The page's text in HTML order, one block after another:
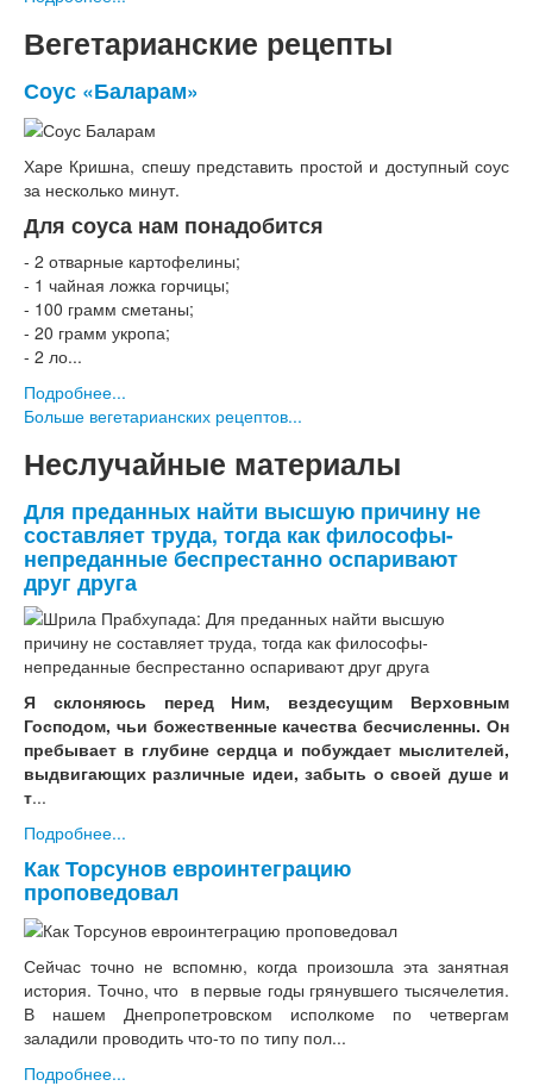
Вегетарианские рецепты
Соус «Баларам»
Харе Кришна, спешу представить простой и доступный соус
за несколько минут.
Для соуса нам понадобится
- 2 отварные картофелины;
- 1 чайная ложка горчицы;
- 100 грамм сметаны;
- 20 грамм укропа;
- 2 ло...
Подробнее...
Больше вегетарианских рецептов...
Неслучайные материалы
Для преданных найти высшую причину не
составляет труда, тогда как философы-
непреданные беспрестанно оспаривают
друг друга
Я склоняюсь перед Ним, вездесущим Верховным
Господом, чьи божественные качества бесчисленны. Он
пребывает в глубине сердца и побуждает мыслителей,
выдвигающих различные идеи, забыть о своей душе и
т...
Подробнее...
Как Торсунов евроинтеграцию
проповедовал
Сейчас точно не вспомню, когда произошла эта занятная
история. Точно, что в первые годы грянувшего тысячелетия.
В нашем Днепропетровском исполкоме по четвергам
заладили проводить что-то по типу пол...
Подробнее...